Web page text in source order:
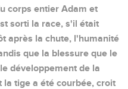
corps entier Adam et
sorti la race, s'il était
après la chute, l'humanité
que la blessure que le
développement de la
la tige a été courbée, croit